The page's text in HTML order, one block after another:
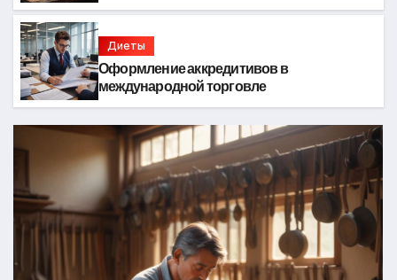
Диеты
Оформление аккредитивов в
международной торговле